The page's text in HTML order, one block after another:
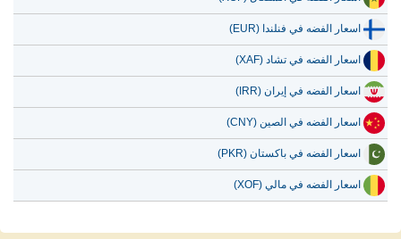
اسعار الفضه في فنلندا (EUR)
اسعار الفضه في تشاد (XAF)
اسعار الفضه في إيران (IRR)
اسعار الفضه في الصين (CNY)
اسعار الفضه في باكستان (PKR)
اسعار الفضه في مالي (XOF)